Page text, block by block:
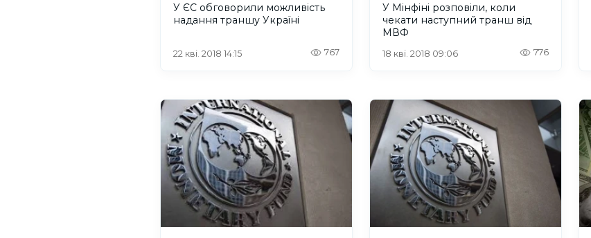
У ЄС обговорили можливість
надання траншу Україні
22 кві. 2018 14:15 767
У Мінфіні розповіли, коли
чекати наступний транш від
МВФ
18 кві. 2018 09:06 776